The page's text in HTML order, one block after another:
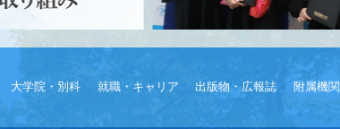
大学院・別科 就職・キャリア 出版物・広報誌 附属機関